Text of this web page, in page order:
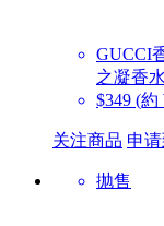
GUCCI
之凝香水
$349 (約
关注商品 申
抛售